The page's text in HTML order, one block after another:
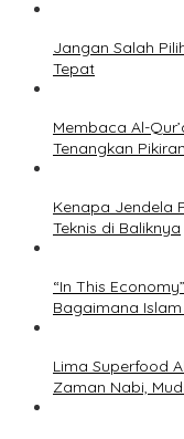
Jangan Salah
Tepat
Membaca Al-
Tenangkan Pikiran
Kenapa Jendela
Teknis di Baliknya
“In This
Bagaimana
Lima Superfood
Zaman Nabi,